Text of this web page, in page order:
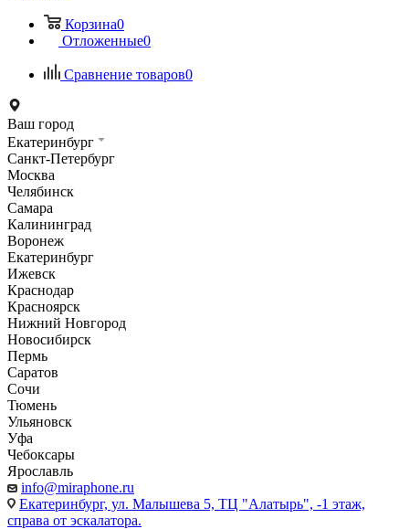
Корзина0
Отложенные0
Сравнение товаров0
Ваш город
Екатеринбург
Санкт-Петербург
Москва
Челябинск
Самара
Калининград
Воронеж
Екатеринбург
Ижевск
Краснодар
Красноярск
Нижний Новгород
Новосибирск
Пермь
Саратов
Сочи
Тюмень
Ульяновск
Уфа
Чебоксары
Ярославль
info@miraphone.ru
Екатеринбург, ул. Малышева 5, ТЦ "Алатырь", -1 этаж,
справа от эскалатора.